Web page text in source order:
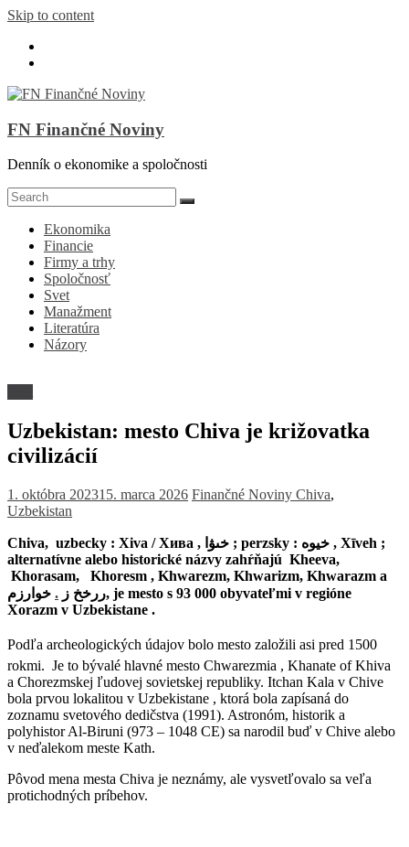
Skip to content
FN Finančné Noviny
Denník o ekonomike a spoločnosti
Ekonomika
Financie
Firmy a trhy
Spoločnosť
Svet
Manažment
Literatúra
Názory
Uzbekistan: mesto Chiva je križovatka
civilizácií
1. októbra 202315. marca 2026 Finančné Noviny Chiva,
Uzbekistan
Chiva, uzbecky : Xiva /Хива , خىۋا ; perzsky : خیوه , Xīveh ;
alternatívne alebo historické názvy zahŕňajú Kheeva,
Khorasam, Khoresm , Khwarezm, Khwarizm, Khwarazm a
ررخخ ز . خوارزم, je mesto s 93 000 obyvateľmi v regióne
Xorazm v Uzbekistane .
Podľa archeologických údajov bolo mesto založili asi pred 1500
rokmi. Je to bývalé hlavné mesto Chwarezmia , Khanate of Khiva
a Chorezmskej ľudovej sovietskej republiky. Itchan Kala v Chive
bola prvou lokalitou v Uzbekistane , ktorá bola zapísaná do
zoznamu svetového dedičstva (1991). Astronóm, historik a
polyhistor Al-Biruni (973 – 1048 CE) sa narodil buď v Chive alebo
v neďalekom meste Kath.
Pôvod mena mesta Chiva je neznámy, ale vysvetľovalo sa veľa
protichodných príbehov.